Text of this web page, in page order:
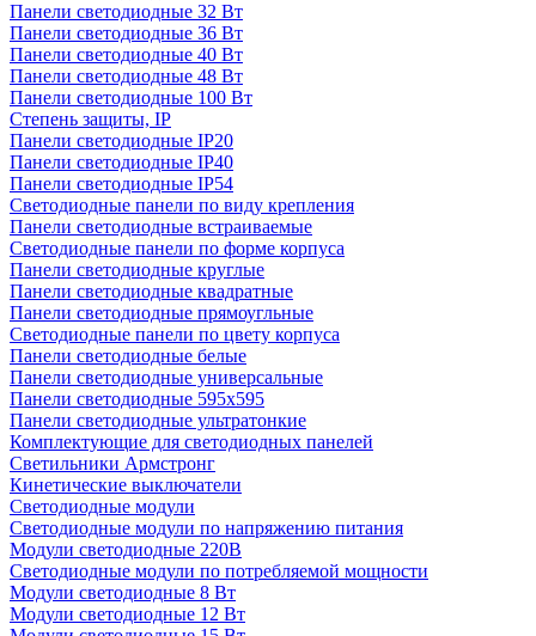
Панели светодиодные 32 Вт
Панели светодиодные 36 Вт
Панели светодиодные 40 Вт
Панели светодиодные 48 Вт
Панели светодиодные 100 Вт
Степень защиты, IP
Панели светодиодные IP20
Панели светодиодные IP40
Панели светодиодные IP54
Светодиодные панели по виду крепления
Панели светодиодные встраиваемые
Светодиодные панели по форме корпуса
Панели светодиодные круглые
Панели светодиодные квадратные
Панели светодиодные прямоугльные
Светодиодные панели по цвету корпуса
Панели светодиодные белые
Панели светодиодные универсальные
Панели светодиодные 595х595
Панели светодиодные ультратонкие
Комплектующие для светодиодных панелей
Светильники Армстронг
Кинетические выключатели
Светодиодные модули
Светодиодные модули по напряжению питания
Модули светодиодные 220В
Светодиодные модули по потребляемой мощности
Модули светодиодные 8 Вт
Модули светодиодные 12 Вт